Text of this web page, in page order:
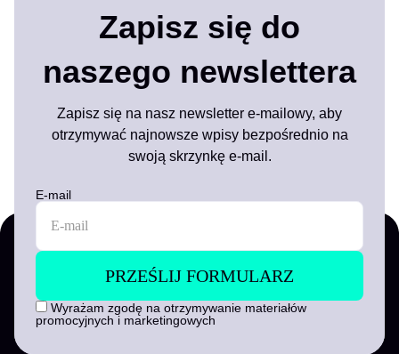
Zapisz się do
naszego newslettera
Zapisz się na nasz newsletter e-mailowy, aby
otrzymywać najnowsze wpisy bezpośrednio na
swoją skrzynkę e-mail.
E-mail
Wyrażam zgodę na otrzymywanie materiałów
promocyjnych i marketingowych